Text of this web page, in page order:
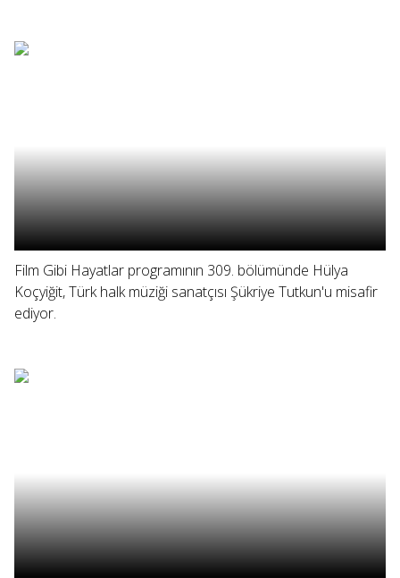
Film Gibi Hayatlar programının 309. bölümünde Hülya
Koçyiğit, Türk halk müziği sanatçısı Şükriye Tutkun'u misafir
ediyor.